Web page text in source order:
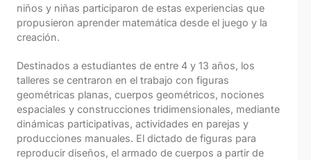
niños y niñas participaron de estas experiencias que
propusieron aprender matemática desde el juego y la
creación.
Destinados a estudiantes de entre 4 y 13 años, los
talleres se centraron en el trabajo con figuras
geométricas planas, cuerpos geométricos, nociones
espaciales y construcciones tridimensionales, mediante
dinámicas participativas, actividades en parejas y
producciones manuales. El dictado de figuras para
reproducir diseños, el armado de cuerpos a partir de